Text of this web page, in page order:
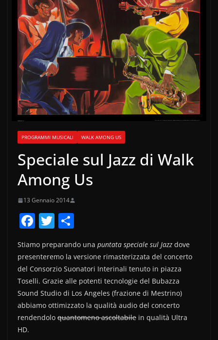
PROGRAMMI MUSICALI WALK AMONG US
Speciale sul Jazz di Walk
Among Us
13 Gennaio 2014
F
c
e
b
o
o
T
itt
er
o
n
di
vi
di
Stiamo preparando una puntata speciale sul Jazz dove
presenteremo la versione rimasterizzata del concerto
del Consorzio Suonatori Interinali tenuto in piazza
Toselli. Grazie alle potenti tecnologie del Bubazza
Sound Studio di Los Angeles (frazione di Mestrino)
abbiamo ottimizzato la qualità audio del concerto
rendendolo quantomeno ascoltabile in qualità Ultra
HD.